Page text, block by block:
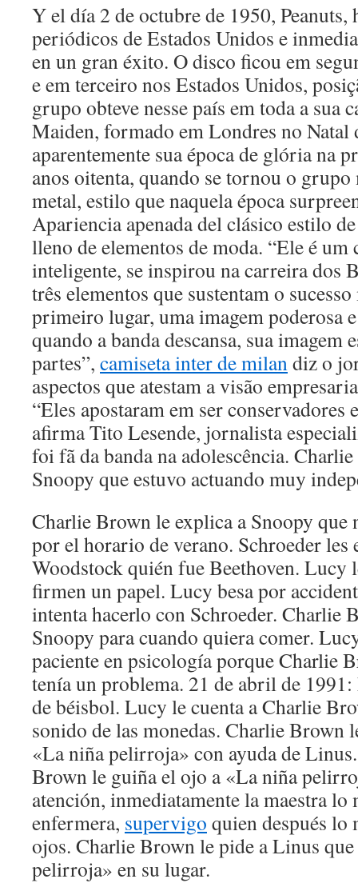
Y el día 2 de octubre de 1950, Peanuts,
periódicos de Estados Unidos e
en un gran éxito. O disco ficou em
e em terceiro nos Estados Unidos,
grupo obteve nesse país em toda a sua
Maiden, formado em Londres no Natal
aparentemente sua época de glória na
anos oitenta, quando se tornou o
metal, estilo que naquela época
Apariencia apenada del clásico estilo
lleno de elementos de moda. “Ele é um
inteligente, se inspirou na carreira dos
três elementos que sustentam o
primeiro lugar, uma imagem poderosa
quando a banda descansa, sua imagem
partes”, camiseta inter de milandiz o
aspectos que atestam a visão
“Eles apostaram em ser conservadores
afirma Tito Lesende, jornalista
foi fã da banda na adolescência.
Snoopy que estuvo actuando muy
Charlie Brown le explica a Snoopy que
por el horario de verano. Schroeder les
Woodstock quién fue Beethoven. Lucy
firmen un papel. Lucy besa por
intenta hacerlo con Schroeder. Charlie
Snoopy para cuando quiera comer.
paciente en psicología porque Charlie
tenía un problema. 21 de abril de
de béisbol. Lucy le cuenta a Charlie
sonido de las monedas. Charlie Brown
«La niña pelirroja» con ayuda de
Brown le guiña el ojo a «La niña
atención, inmediatamente la maestra lo
enfermera, supervigo quien después lo
ojos. Charlie Brown le pide a Linus
pelirroja» en su lugar.